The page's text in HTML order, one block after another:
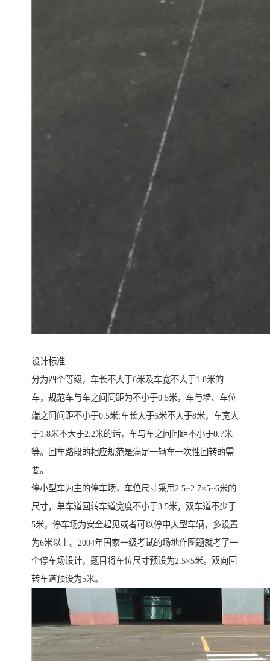
设计标准
分为四个等级，车长不大于6米及车宽不大于1.8米的
车，规范车与车之间间距为不小于0.5米，车与墙、车位
端之间间距不小于0.5米;车长大于6米不大于8米，车宽大
于1.8米不大于2.2米的话，车与车之间间距不小于0.7米
等。回车路段的相应规范是满足一辆车一次性回转的需
要。
停小型车为主的停车场，车位尺寸采用2.5~2.7×5~6米的
尺寸，单车道回转车道宽度不小于3.5米，双车道不少于
5米，停车场为安全起见或者可以停中大型车辆，多设置
为6米以上。2004年国家一级考试的场地作图题就考了一
个停车场设计，题目将车位尺寸预设为2.5×5米。双向回
转车道预设为5米。